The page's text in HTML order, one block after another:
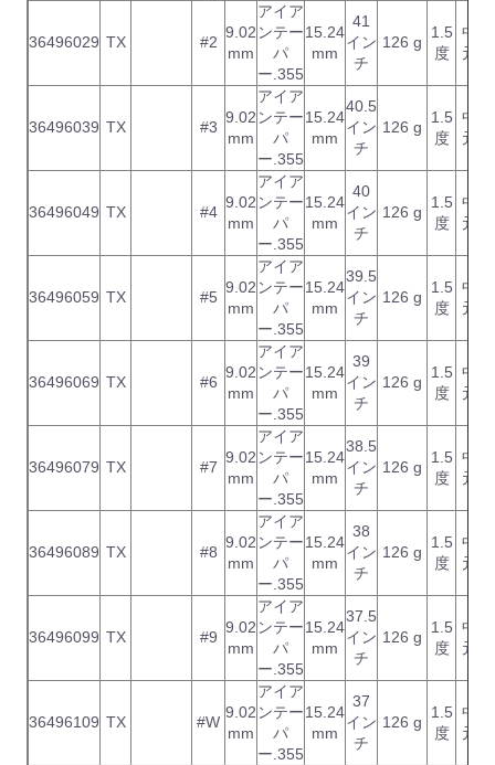
36496029 TX #2
9.02
mm
アイア
ンテー
パ
ー.355
15.24
mm
41
イン
チ
126 g
1.5
度
中
元
36496039 TX #3
9.02
mm
アイア
ンテー
パ
ー.355
15.24
mm
40.5
イン
チ
126 g
1.5
度
中
元
36496049 TX #4
9.02
mm
アイア
ンテー
パ
ー.355
15.24
mm
40
イン
チ
126 g
1.5
度
中
元
36496059 TX #5
9.02
mm
アイア
ンテー
パ
ー.355
15.24
mm
39.5
イン
チ
126 g
1.5
度
中
元
36496069 TX #6
9.02
mm
アイア
ンテー
パ
ー.355
15.24
mm
39
イン
チ
126 g
1.5
度
中
元
36496079 TX #7
9.02
mm
アイア
ンテー
パ
ー.355
15.24
mm
38.5
イン
チ
126 g
1.5
度
中
元
36496089 TX #8
9.02
mm
アイア
ンテー
パ
ー.355
15.24
mm
38
イン
チ
126 g
1.5
度
中
元
36496099 TX #9
9.02
mm
アイア
ンテー
パ
ー.355
15.24
mm
37.5
イン
チ
126 g
1.5
度
中
元
36496109 TX #W
9.02
mm
アイア
ンテー
パ
ー.355
15.24
mm
37
イン
チ
126 g
1.5
度
中
元